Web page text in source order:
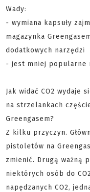
Wady:
- wymiana kapsuły
magazynka
dodatkowych narzędzi
- jest mniej popularne
Jak widać CO2 wydaje
na strzelankach
Greengasem?
Z kilku przyczyn.
pistoletów na
zmienić. Drugą ważną
niektórych osób do
napędzanych CO2,